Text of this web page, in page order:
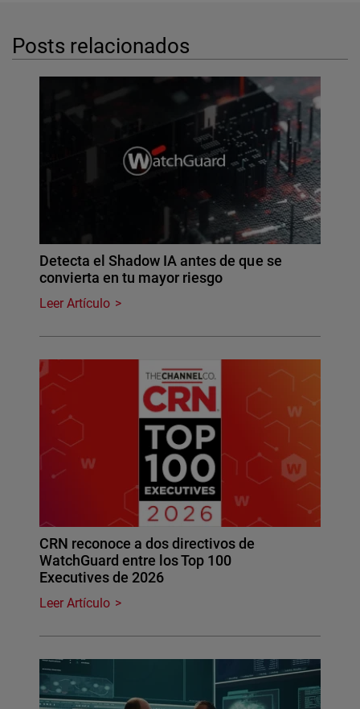
Posts relacionados
Detecta el Shadow IA antes de que se
convierta en tu mayor riesgo
Leer Artículo
CRN reconoce a dos directivos de
WatchGuard entre los Top 100
Executives de 2026
Leer Artículo